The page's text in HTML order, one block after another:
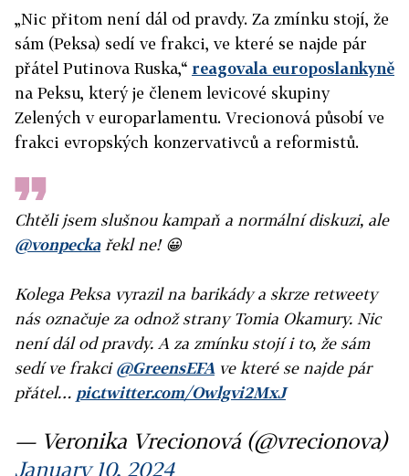
„Nic přitom není dál od pravdy. Za zmínku stojí, že
sám (Peksa) sedí ve frakci, ve které se najde pár
přátel Putinova Ruska,“ reagovala europoslankyně
na Peksu, který je členem levicové skupiny
Zelených v europarlamentu. Vrecionová působí ve
frakci evropských konzervativců a reformistů.
Chtěli jsem slušnou kampaň a normální diskuzi, ale
@vonpeckařekl ne! 😀
Kolega Peksa vyrazil na barikády a skrze retweety
nás označuje za odnož strany Tomia Okamury. Nic
není dál od pravdy. A za zmínku stojí i to, že sám
sedí ve frakci@GreensEFA ve které se najde pár
přátel… pic.twitter.com/Owlgvi2MxJ
— Veronika Vrecionová (@vrecionova)
January 10, 2024